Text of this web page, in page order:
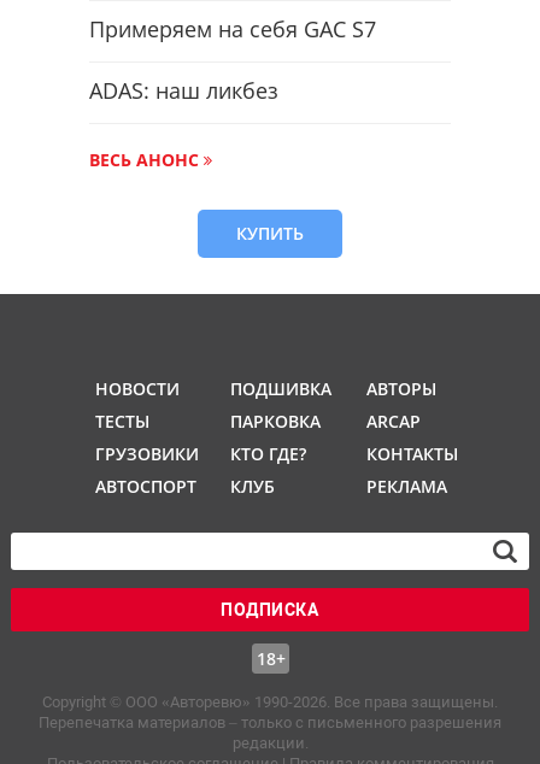
Примеряем на себя GAC S7
ADAS: наш ликбез
ВЕСЬ АНОНС
КУПИТЬ
НОВОСТИ
ТЕСТЫ
ГРУЗОВИКИ
АВТОСПОРТ
ПОДШИВКА
ПАРКОВКА
КТО ГДЕ?
КЛУБ
АВТОРЫ
ARCAP
КОНТАКТЫ
РЕКЛАМА
ПОДПИСКА
18+
Copyright © OOO «Авторевю» 1990-2026. Все права защищены.
Перепечатка материалов – только с письменного разрешения
редакции.